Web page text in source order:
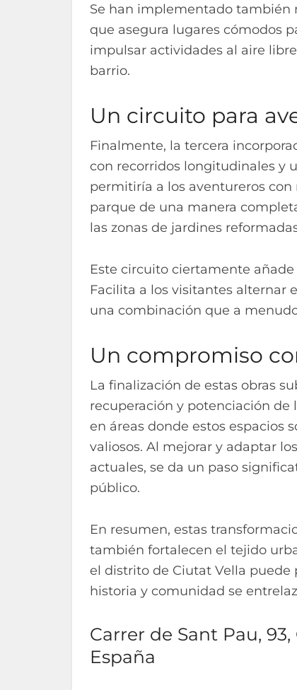
Se han implementado también
que asegura lugares cómodos
impulsar actividades al aire
barrio.
Un circuito para
Finalmente, la tercera
con recorridos longitudinales y
permitiría a los aventureros
parque de una manera
las zonas de jardines
Este circuito ciertamente
Facilita a los visitantes alternar
una combinación que a
Un compromiso
La finalización de estas obras
recuperación y potenciación de
en áreas donde estos espacios
valiosos. Al mejorar y adaptar
actuales, se da un paso
público.
En resumen, estas
también fortalecen el tejido
el distrito de Ciutat Vella puede
historia y comunidad se
Carrer de Sant Pau,
España